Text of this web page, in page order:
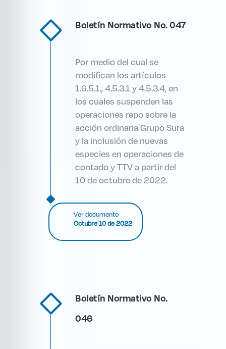
Boletín Normativo No. 047
Por medio del cual se
modifican los artículos
1.6.5.1., 4.5.3.1 y 4.5.3.4, en
los cuales suspenden las
operaciones repo sobre la
acción ordinaria Grupo Sura
y la inclusión de nuevas
especies en operaciones de
contado y TTV a partir del
10 de octubre de 2022.
Ver documento
Octubre 10 de 2022
Boletín Normativo No.
046